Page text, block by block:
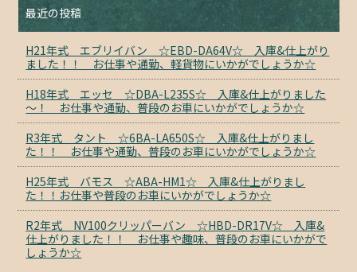
最近の投稿
H21年式 エブリイバン ☆EBD-DA64V☆ 入庫&仕上がり
ました！！ お仕事や通勤、軽貨物にいかがでしょうか☆
H18年式 エッセ ☆DBA-L235S☆ 入庫&仕上がりました
～！ お仕事や通勤、普段のお車にいかがでしょうか☆
R3年式 タント ☆6BA-LA650S☆ 入庫&仕上がりまし
た！！ お仕事や通勤、普段のお車にいかがでしょうか☆
H25年式 バモス ☆ABA-HM1☆ 入庫&仕上がりまし
た！！お仕事や普段のお車にいかがでしょうか☆
R2年式 NV100クリッパーバン ☆HBD-DR17V☆ 入庫&
仕上がりました！！ お仕事や趣味、普段のお車にいかがで
しょうか☆